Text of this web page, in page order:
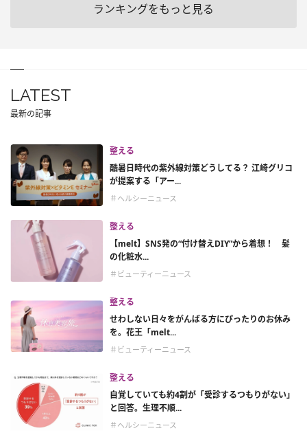
ランキングをもっと見る
LATEST
最新の記事
整える
酷暑日時代の紫外線対策どうしてる？ 江崎グリコ
が提案する「アー...
＃ヘルシーニュース
整える
【melt】SNS発の“付け替えDIY”から着想！ 髪
の化粧水...
＃ビューティーニュース
整える
せわしない日々をがんばる方にぴったりのお休み
を。花王「melt...
＃ビューティーニュース
整える
自覚していても約4割が「受診するつもりがない」
と回答。生理不順...
＃ヘルシーニュース